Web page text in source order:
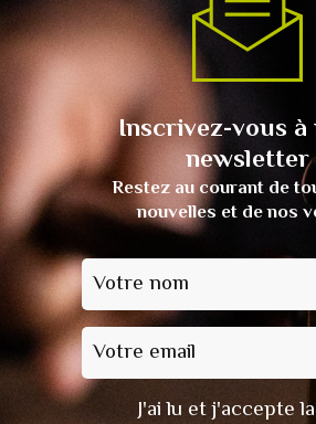
Inscrivez-vous
newsletter
Restez au courant de
nouvelles et de nos
Votre nom
Votre email
J'ai lu et j'accepte